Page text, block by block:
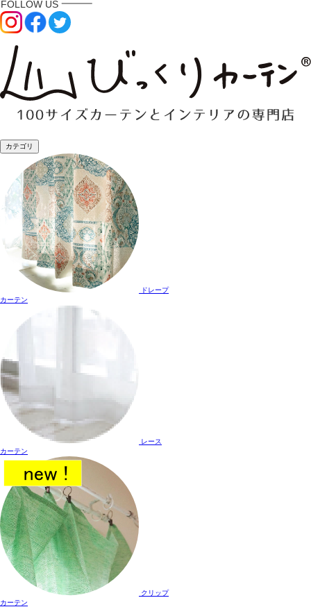
カテゴリ
ドレープ
カーテン
レース
カーテン
クリップ
カーテン